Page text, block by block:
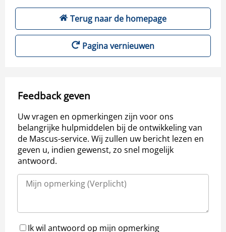
Terug naar de homepage
Pagina vernieuwen
Feedback geven
Uw vragen en opmerkingen zijn voor ons
belangrijke hulpmiddelen bij de ontwikkeling van
de Mascus-service. Wij zullen uw bericht lezen en
geven u, indien gewenst, zo snel mogelijk
antwoord.
Ik wil antwoord op mijn opmerking